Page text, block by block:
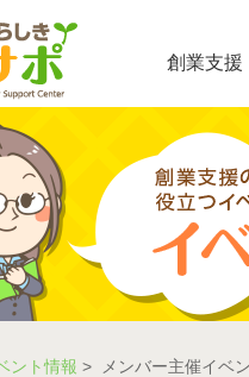
創業支援
ント情報 > メンバー主催イベ